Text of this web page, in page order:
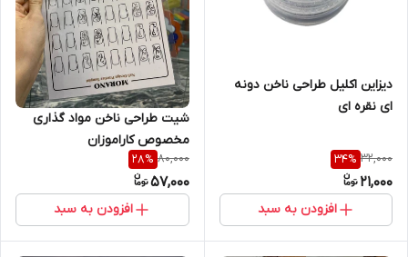
دیزاین اکلیل طراحی ناخن دونه
ای نقره ای
32,000
34%
21,000
افزودن به سبد
شیت طراحی ناخن مواد گذاری
مخصوص کاراموزان
80,000
28%
57,000
افزودن به سبد